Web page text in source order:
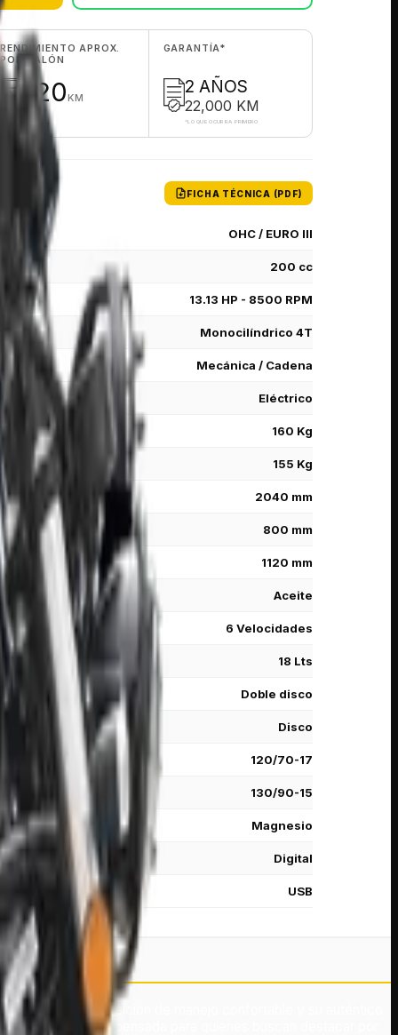
RENDIMIENTO APROX.
POR GALÓN
120KM
GARANTÍA*
2 AÑOS
22,000 KM
*LO QUE OCURRA PRIMERO
FICHA TÉCNICA (PDF)
OHC / EURO III
200 cc
13.13 HP - 8500 RPM
Monocilíndrico 4T
Mecánica / Cadena
Eléctrico
160 Kg
155 Kg
2040 mm
800 mm
1120 mm
Aceite
6 Velocidades
18 Lts
Doble disco
Disco
120/70-17
130/90-15
Magnesio
Digital
USB
200 cc, su posición de manejo confortable y su auténtico
motocicleta pensada para quienes buscan destacar por